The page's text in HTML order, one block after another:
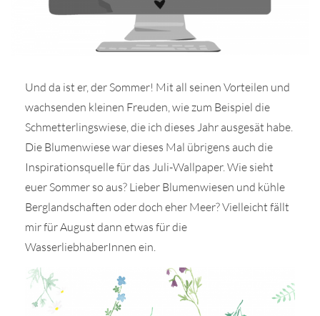
Und da ist er, der Sommer! Mit all seinen Vorteilen und
wachsenden kleinen Freuden, wie zum Beispiel die
Schmetterlingswiese, die ich dieses Jahr ausgesät habe.
Die Blumenwiese war dieses Mal übrigens auch die
Inspirationsquelle für das Juli-Wallpaper. Wie sieht
euer Sommer so aus? Lieber Blumenwiesen und kühle
Berglandschaften oder doch eher Meer? Vielleicht fällt
mir für August dann etwas für die
WasserliebhaberInnen ein.